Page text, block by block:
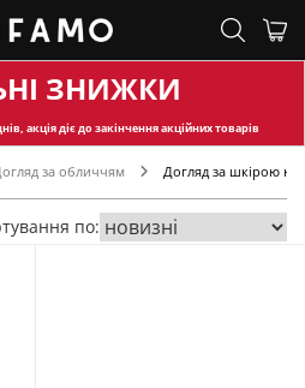
ЗНИЖКИ
акція діє до закінчення акційних товарів
за обличчям Догляд за шкірою
по: